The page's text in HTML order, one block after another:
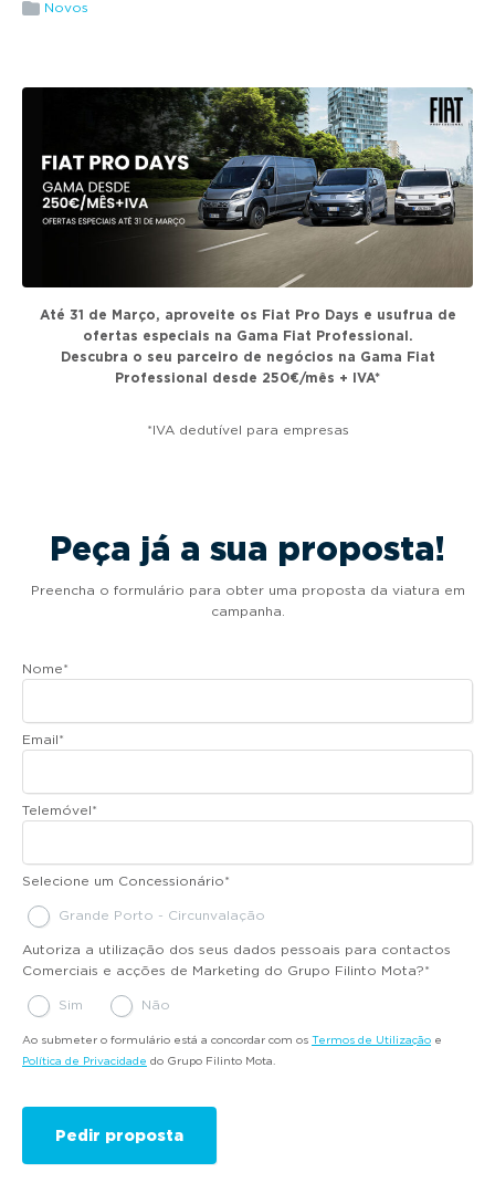
g
i
n
Novos
Até 31 de Março, aproveite os Fiat Pro Days e usufrua de
ofertas especiais na Gama Fiat Professional.
Descubra o seu parceiro de negócios na Gama Fiat
Professional desde 250€/mês + IVA*
*IVA dedutível para empresas
Peça já a sua proposta!
Preencha o formulário para obter uma proposta da viatura em
campanha.
Nome*
Email*
Telemóvel*
Selecione um Concessionário*
Grande Porto - Circunvalação
Autoriza a utilização dos seus dados pessoais para contactos
Comerciais e acções de Marketing do Grupo Filinto Mota?*
Sim Não
Ao submeter o formulário está a concordar com os Termos de Utilização e
Política de Privacidade do Grupo Filinto Mota.